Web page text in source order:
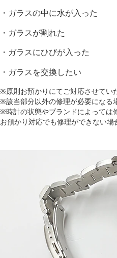
・ガラスの中に水が入った
・ガラスが割れた
・ガラスにひびが入った
・ガラスを交換したい
※原則お預かりにてご対応させてい
※該当部分以外の修理が必要になる
※時計の状態やブランドによっては
お預かり対応でも修理ができない場